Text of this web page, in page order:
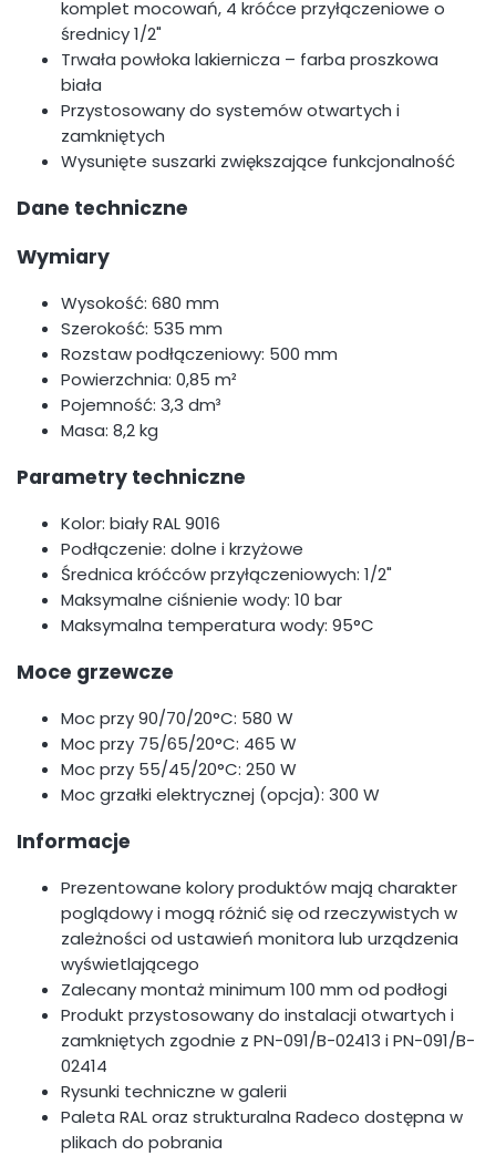
komplet mocowań, 4 króćce przyłączeniowe o
średnicy 1/2"
Trwała powłoka lakiernicza – farba proszkowa
biała
Przystosowany do systemów otwartych i
zamkniętych
Wysunięte suszarki zwiększające funkcjonalność
Dane techniczne
Wymiary
Wysokość: 680 mm
Szerokość: 535 mm
Rozstaw podłączeniowy: 500 mm
Powierzchnia: 0,85 m²
Pojemność: 3,3 dm³
Masa: 8,2 kg
Parametry techniczne
Kolor: biały RAL 9016
Podłączenie: dolne i krzyżowe
Średnica króćców przyłączeniowych: 1/2"
Maksymalne ciśnienie wody: 10 bar
Maksymalna temperatura wody: 95°C
Moce grzewcze
Moc przy 90/70/20°C: 580 W
Moc przy 75/65/20°C: 465 W
Moc przy 55/45/20°C: 250 W
Moc grzałki elektrycznej (opcja): 300 W
Informacje
Prezentowane kolory produktów mają charakter
poglądowy i mogą różnić się od rzeczywistych w
zależności od ustawień monitora lub urządzenia
wyświetlającego
Zalecany montaż minimum 100 mm od podłogi
Produkt przystosowany do instalacji otwartych i
zamkniętych zgodnie z PN-091/B-02413 i PN-091/B-
02414
Rysunki techniczne w galerii
Paleta RAL oraz strukturalna Radeco dostępna w
plikach do pobrania